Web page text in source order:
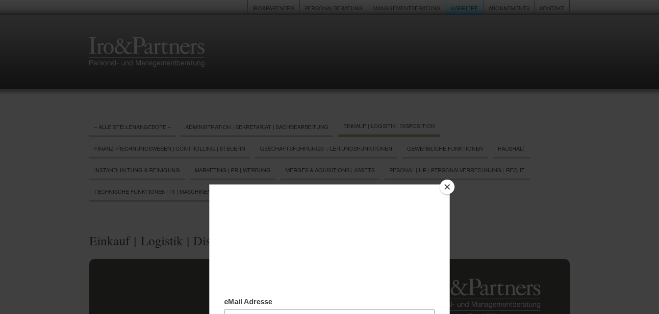
IRO&PARTNERS PERSONALBERATUNG MANAGEMENTBERATUNG KARRIERE ABONNEMENTS KONTAKT
– ALLE STELLENANGEBOTE – ADMINISTRATION | SEKRETARIAT | SACHBEARBEITUNG EINKAUF | LOGISTIK | DISPOSITION
FINANZ-/RECHNUNGSWESEN | CONTROLLING | STEUERN GESCHÄFTSFÜHRUNGS- / LEITUNGSFUNKTIONEN GEWERBLICHE FUNKTIONEN HAUSHALT
INSTANDHALTUNG & REINIGUNG MARKETING | PR | WERBUNG MERGES & AQUISITIONS | ASSETS PESONAL | HR | PERSONALVERRECHNUNG | RECHT
TECHNISCHE FUNKTIONEN | IT | MASCHINENBAU
Einkauf | Logistik | Disposition